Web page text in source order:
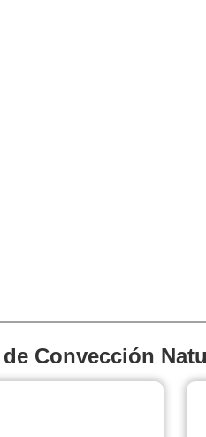
Convección